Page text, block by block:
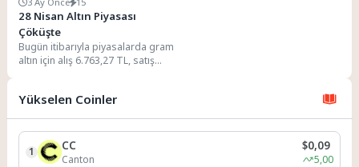
28 Nisan Altın Piyasası
Çöküşte
Bugün itibarıyla piyasalarda gram
altın için alış 6.763,27 TL, satış
Yükselen Coinler
1 CC
Canton
$0,09
5,00